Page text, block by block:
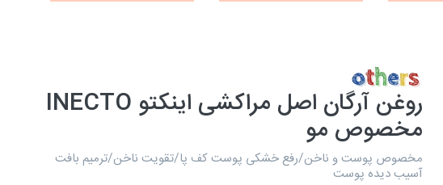
روغن آرگان اصل مراکشی اینکتو INECTO
مخصوص مو
مخصوص پوست و ناخن/رفع خشکی پوست کف پا/تقویت ناخن/ترمیم بافت
آسیب دیده پوست